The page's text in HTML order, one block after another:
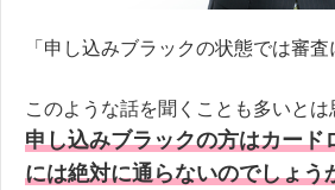
「申し込みブラックの状態では審査
このような話を聞くことも多いと
申し込みブラックの方はカード
には絶対に通らないのでしょう